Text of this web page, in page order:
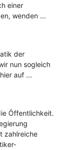
einer
wenden ...
der
nun sogleich
auf ...
Öffentlichkeit.
zahlreiche